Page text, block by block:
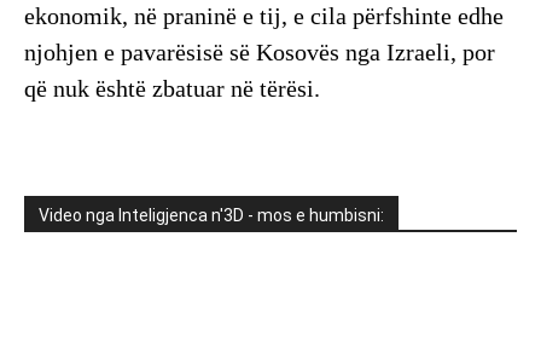
ekonomik, në praninë e tij, e cila përfshinte edhe
njohjen e pavarësisë së Kosovës nga Izraeli, por
që nuk është zbatuar në tërësi.
Video nga Inteligjenca n'3D - mos e humbisni: